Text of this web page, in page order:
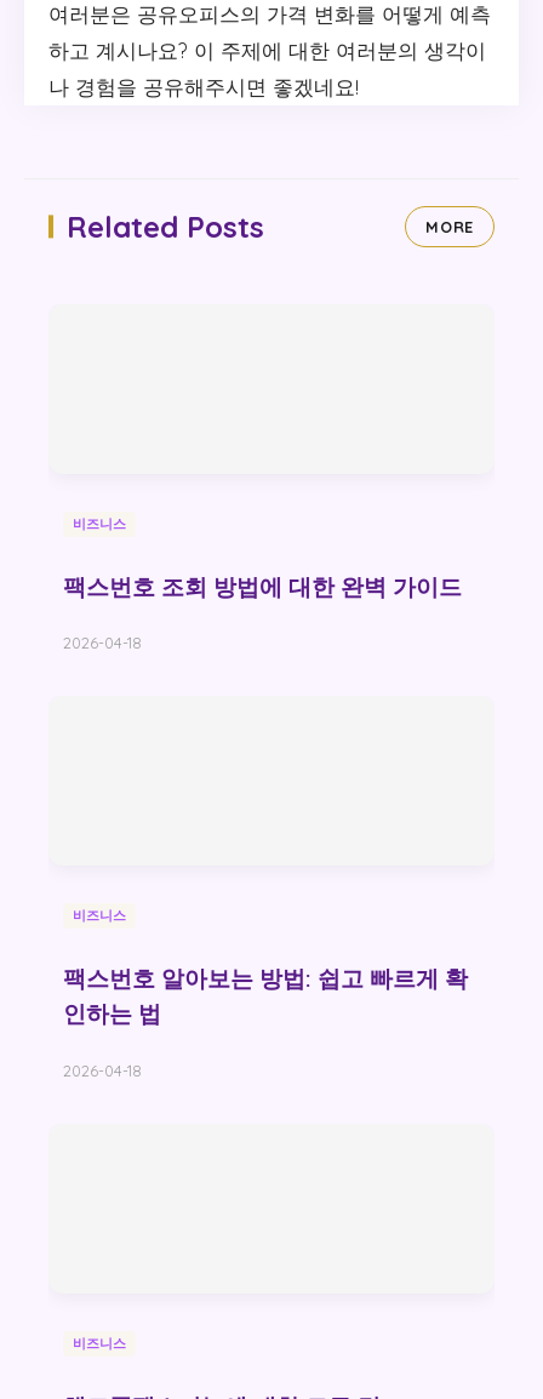
여러분은 공유오피스의 가격 변화를 어떻게 예측
하고 계시나요? 이 주제에 대한 여러분의 생각이
나 경험을 공유해주시면 좋겠네요!
Related Posts MORE
비즈니스
팩스번호 조회 방법에 대한 완벽 가이드
2026-04-18
비즈니스
팩스번호 알아보는 방법: 쉽고 빠르게 확
인하는 법
2026-04-18
비즈니스